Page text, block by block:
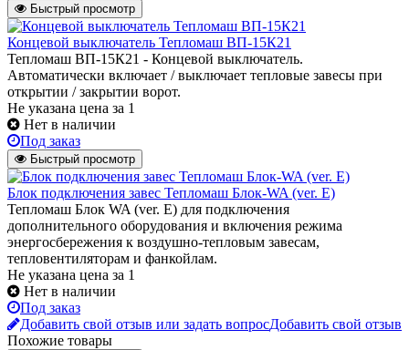
Быстрый просмотр
Концевой выключатель Тепломаш ВП-15К21
Тепломаш ВП-15К21 - Концевой выключатель.
Автоматически включает / выключает тепловые завесы при
открытии / закрытии ворот.
Не указана цена за 1
Нет в наличии
Под заказ
Быстрый просмотр
Блок подключения завес Тепломаш Блок-WA (ver. E)
Тепломаш Блок WA (ver. E) для подключения
дополнительного оборудования и включения режима
энергосбережения к воздушно-тепловым завесам,
тепловентиляторам и фанкойлам.
Не указана цена за 1
Нет в наличии
Под заказ
Добавить свой отзыв или задать вопросДобавить свой отзыв
Похожие товары